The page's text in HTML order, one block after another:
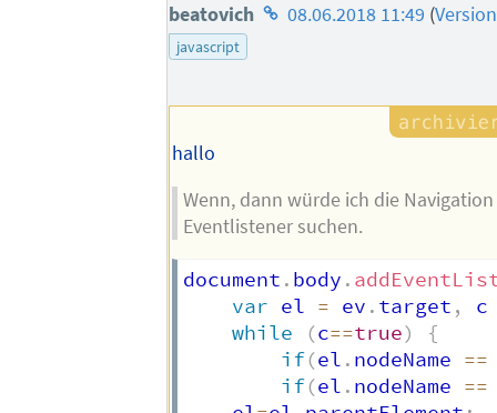
beatovich Homepage
08.06.2018 11:49 (
javascript
hallo
Wenn, dann würde ich die
Eventlistener suchen.
document . body .
var el = ev . target ,
while
(c==true)
{
if(el . nodeName ==
if(el . nodeName ==